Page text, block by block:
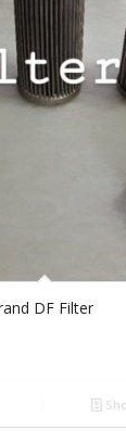
DF Filter